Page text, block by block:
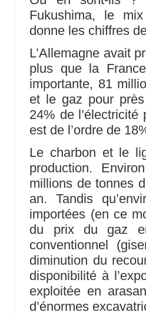
Fukushima, le
donne les chiffres
L’Allemagne avait
plus que la
importante, 81
et le gaz pour
24% de l’électricité
est de l’ordre de
Le charbon et le
production.
millions de tonnes
an. Tandis
importées (en ce
du prix du gaz
conventionnel
diminution du
disponibilité à
exploitée en
d’énormes